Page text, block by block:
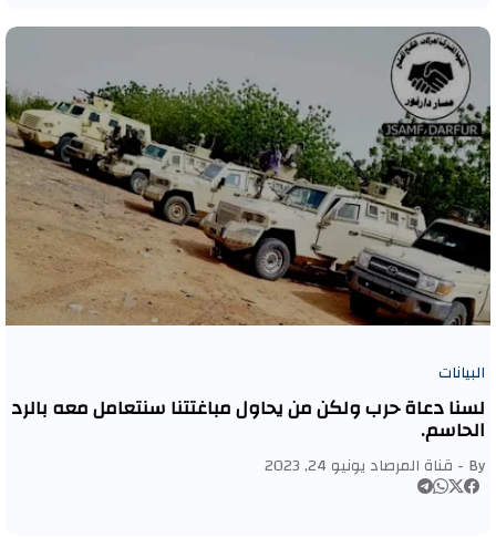
البيانات
لسنا دعاة حرب ولكن من يحاول مباغتتنا سنتعامل معه بالرد
الحاسم.
By - قناة المرصاديونيو 24, 2023